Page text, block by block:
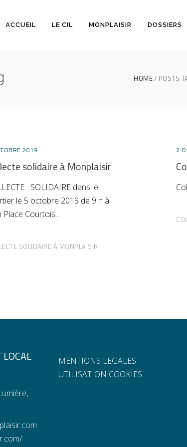
ACCUEIL LE CIL MONPLAISIR DOSSIERS
HOME POSTS
2019
solidaire à Monplaisir
SOLIDAIRE dans le
le 5 octobre 2019 de 9 h à
Place Courtois
SOLIDAIRE À MONPLAISIR
2
MENTIONS LEGALES
UTILISATION COOKIES